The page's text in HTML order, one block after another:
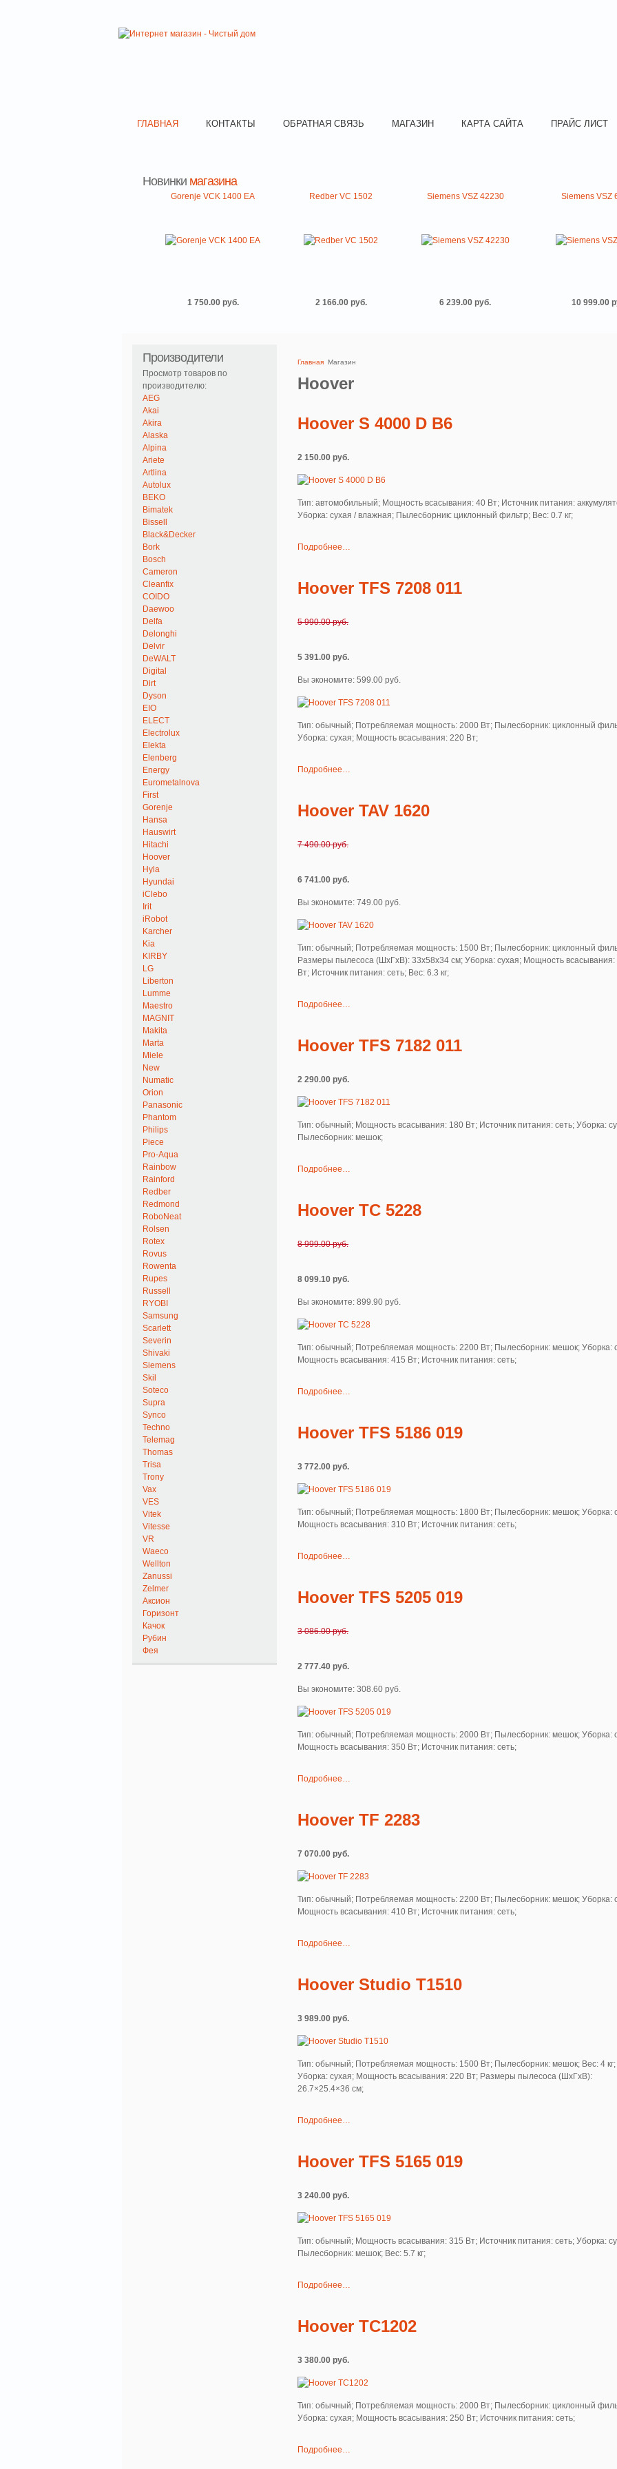
ГЛАВНАЯ КОНТАКТЫ ОБРАТНАЯ СВЯЗЬ МАГАЗИН КАРТА САЙТА ПРАЙС ЛИСТ
Новинки магазина
Gorenje VCK 1400 EA
1 750.00 руб.
Redber VC 1502
2 166.00 руб.
Siemens VSZ 42230
6 239.00 руб.
Siemens VSZ
10 999.00
Производители
Просмотр товаров по
производителю:
AEG
Akai
Akira
Alaska
Alpina
Ariete
Artlina
Autolux
BEKO
Bimatek
Bissell
Black&Decker
Bork
Bosch
Cameron
Cleanfix
COIDO
Daewoo
Delfa
Delonghi
Delvir
DeWALT
Digital
Dirt
Dyson
EIO
ELECT
Electrolux
Elekta
Elenberg
Energy
Eurometalnova
First
Gorenje
Hansa
Hauswirt
Hitachi
Hoover
Hyla
Hyundai
iClebo
Irit
iRobot
Karcher
Kia
KIRBY
LG
Liberton
Lumme
Maestro
MAGNIT
Makita
Marta
Miele
New
Numatic
Orion
Panasonic
Phantom
Philips
Piece
Pro-Aqua
Rainbow
Rainford
Redber
Redmond
RoboNeat
Rolsen
Rotex
Rovus
Rowenta
Rupes
Russell
RYOBI
Samsung
Scarlett
Severin
Shivaki
Siemens
Skil
Soteco
Supra
Synco
Techno
Telemag
Thomas
Trisa
Trony
Vax
VES
Vitek
Vitesse
VR
Waeco
Wellton
Zanussi
Zelmer
Аксион
Горизонт
Качок
Рубин
Фея
Главная Магазин
Hoover
Hoover S 4000 D B6
2 150.00 руб.
Тип: автомобильный; Мощность всасывания: 40 Вт; Источник питания:
Уборка: сухая / влажная; Пылесборник: циклонный фильтр; Вес: 0.7 кг;
Подробнее…
Hoover TFS 7208 011
5 990.00 руб.
5 391.00 руб.
Вы экономите: 599.00 руб.
Тип: обычный; Потребляемая мощность: 2000 Вт; Пылесборник: циклонный
Уборка: сухая; Мощность всасывания: 220 Вт;
Подробнее…
Hoover TAV 1620
7 490.00 руб.
6 741.00 руб.
Вы экономите: 749.00 руб.
Тип: обычный; Потребляемая мощность: 1500 Вт; Пылесборник: циклонный
Размеры пылесоса (ШxГxВ): 33x58x34 см; Уборка: сухая; Мощность всасывания:
Вт; Источник питания: сеть; Вес: 6.3 кг;
Подробнее…
Hoover TFS 7182 011
2 290.00 руб.
Тип: обычный; Мощность всасывания: 180 Вт; Источник питания: сеть; Уборка:
Пылесборник: мешок;
Подробнее…
Hoover TC 5228
8 999.00 руб.
8 099.10 руб.
Вы экономите: 899.90 руб.
Тип: обычный; Потребляемая мощность: 2200 Вт; Пылесборник: мешок; Уборка:
Мощность всасывания: 415 Вт; Источник питания: сеть;
Подробнее…
Hoover TFS 5186 019
3 772.00 руб.
Тип: обычный; Потребляемая мощность: 1800 Вт; Пылесборник: мешок; Уборка:
Мощность всасывания: 310 Вт; Источник питания: сеть;
Подробнее…
Hoover TFS 5205 019
3 086.00 руб.
2 777.40 руб.
Вы экономите: 308.60 руб.
Тип: обычный; Потребляемая мощность: 2000 Вт; Пылесборник: мешок; Уборка:
Мощность всасывания: 350 Вт; Источник питания: сеть;
Подробнее…
Hoover TF 2283
7 070.00 руб.
Тип: обычный; Потребляемая мощность: 2200 Вт; Пылесборник: мешок; Уборка:
Мощность всасывания: 410 Вт; Источник питания: сеть;
Подробнее…
Hoover Studio T1510
3 989.00 руб.
Тип: обычный; Потребляемая мощность: 1500 Вт; Пылесборник: мешок; Вес: 4 кг;
Уборка: сухая; Мощность всасывания: 220 Вт; Размеры пылесоса (ШxГxВ):
26.7×25.4×36 см;
Подробнее…
Hoover TFS 5165 019
3 240.00 руб.
Тип: обычный; Мощность всасывания: 315 Вт; Источник питания: сеть; Уборка:
Пылесборник: мешок; Вес: 5.7 кг;
Подробнее…
Hoover TC1202
3 380.00 руб.
Тип: обычный; Потребляемая мощность: 2000 Вт; Пылесборник: циклонный
Уборка: сухая; Мощность всасывания: 250 Вт; Источник питания: сеть;
Подробнее…